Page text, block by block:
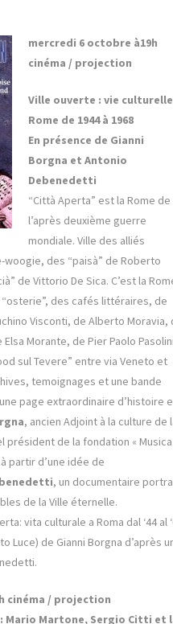
mercredi 6 octobre à19h
cinéma / projection
Ville ouverte : vie
Rome de 1944 à 1968
En présence de Gianni
Borgna et Antonio
Debenedetti
“Città Aperta” est la Rome de
l’après deuxième guerre
mondiale. Ville des alliés
woogie, des “paisà” de Roberto
de Vittorio De Sica. C’est la
“osterie”, des cafés littéraires, de
Visconti, de Alberto Moravia,
Elsa Morante, de Pier Paolo
sul Tevere” entre via Veneto et
temoignages et une bande
page extraordinaire d’histoire
, ancien Adjoint à la culture de
président de la fondation « Musica
partir d’une idée de
, un documentaire
de la Ville éternelle.
vita culturale a Roma dal ‘44 al
Luce) de Gianni Borgna d’après
cinéma / projection
Mario Martone, Sergio Citti et